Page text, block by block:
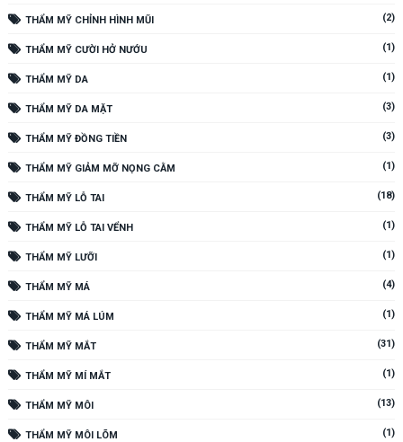
THẨM MỸ CHỈNH HÌNH MŨI (2)
THẨM MỸ CƯỜI HỞ NƯỚU (1)
THẨM MỸ DA (1)
THẨM MỸ DA MẶT (3)
THẨM MỸ ĐỒNG TIỀN (3)
THẨM MỸ GIẢM MỠ NỌNG CẰM (1)
THẨM MỸ LỖ TAI (18)
THẨM MỸ LỖ TAI VỂNH (1)
THẨM MỸ LƯỠI (1)
THẨM MỸ MÁ (4)
THẨM MỸ MÁ LÚM (1)
THẨM MỸ MẮT (31)
THẨM MỸ MÍ MẮT (1)
THẨM MỸ MÔI (13)
THẨM MỸ MÔI LÕM (1)